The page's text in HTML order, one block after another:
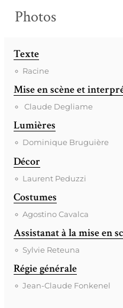
Texte
Racine
Mise en scène et
Claude Degliame
Lumières
Dominique Bruguière
Décor
Laurent Peduzzi
Costumes
Agostino Cavalca
Assistanat à la mise en
Sylvie Reteuna
Régie générale
Jean-Claude Fonkenel
Photos